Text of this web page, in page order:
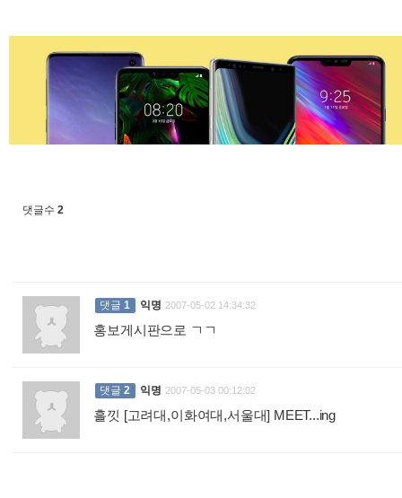
댓글수 2
댓글 1 익명 2007-05-02 14:34:32
홍보게시판으로 ㄱㄱ
댓글 2 익명 2007-05-03 00:12:02
흘낏 [고려대,이화여대,서울대] MEET...ing